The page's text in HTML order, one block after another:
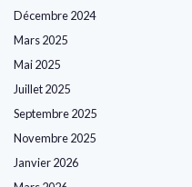
Décembre 2024
Mars 2025
Mai 2025
Juillet 2025
Septembre 2025
Novembre 2025
Janvier 2026